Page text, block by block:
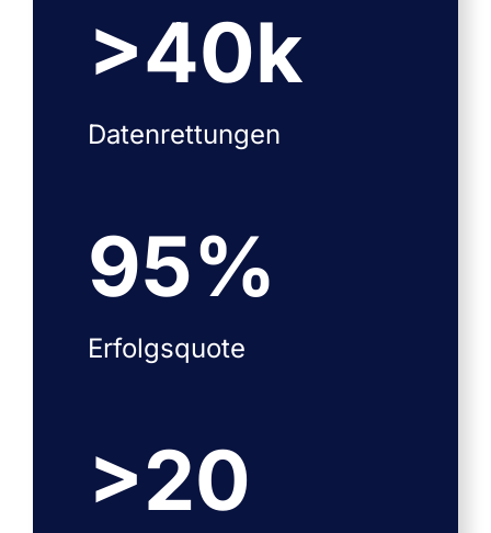
>40k
Datenrettungen
95%
Erfolgsquote
>20